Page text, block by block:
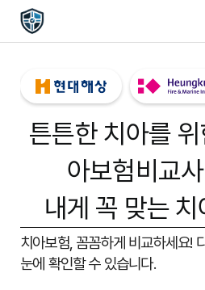
튼튼한 치아를
아보험비교
내게 꼭 맞는 치
치아보험, 꼼꼼하게 비교하세요!
눈에 확인할 수 있습니다.